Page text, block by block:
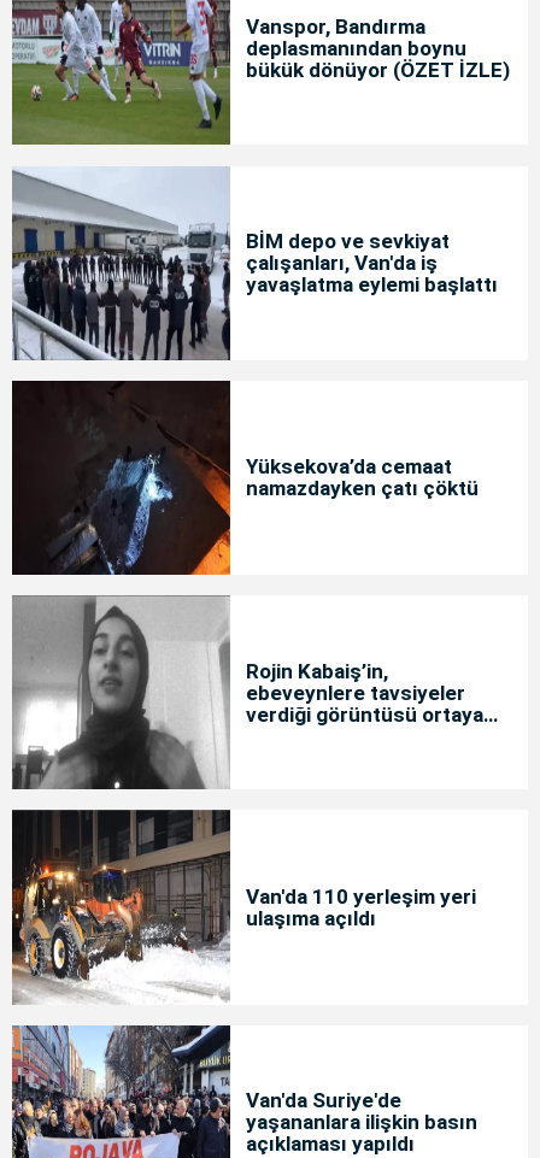
Vanspor, Bandırma
deplasmanından boynu
bükük dönüyor (ÖZET İZLE)
BİM depo ve sevkiyat
çalışanları, Van'da iş
yavaşlatma eylemi başlattı
Yüksekova’da cemaat
namazdayken çatı çöktü
Rojin Kabaiş’in,
ebeveynlere tavsiyeler
verdiği görüntüsü ortaya
Van'da 110 yerleşim yeri
ulaşıma açıldı
Van'da Suriye'de
yaşananlara ilişkin basın
açıklaması yapıldı